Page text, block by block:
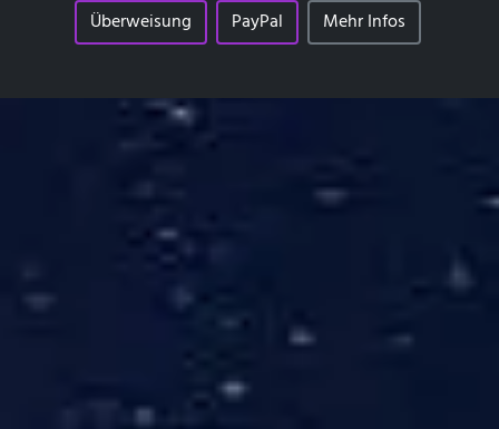
Überweisung PayPal Mehr Infos